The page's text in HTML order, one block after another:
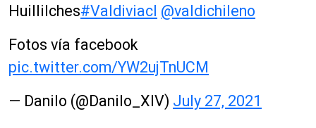
Huillilches#Valdiviacl @valdichileno
Fotos vía facebook
pic.twitter.com/YW2ujTnUCM
— Danilo (@Danilo_XIV) July 27, 2021